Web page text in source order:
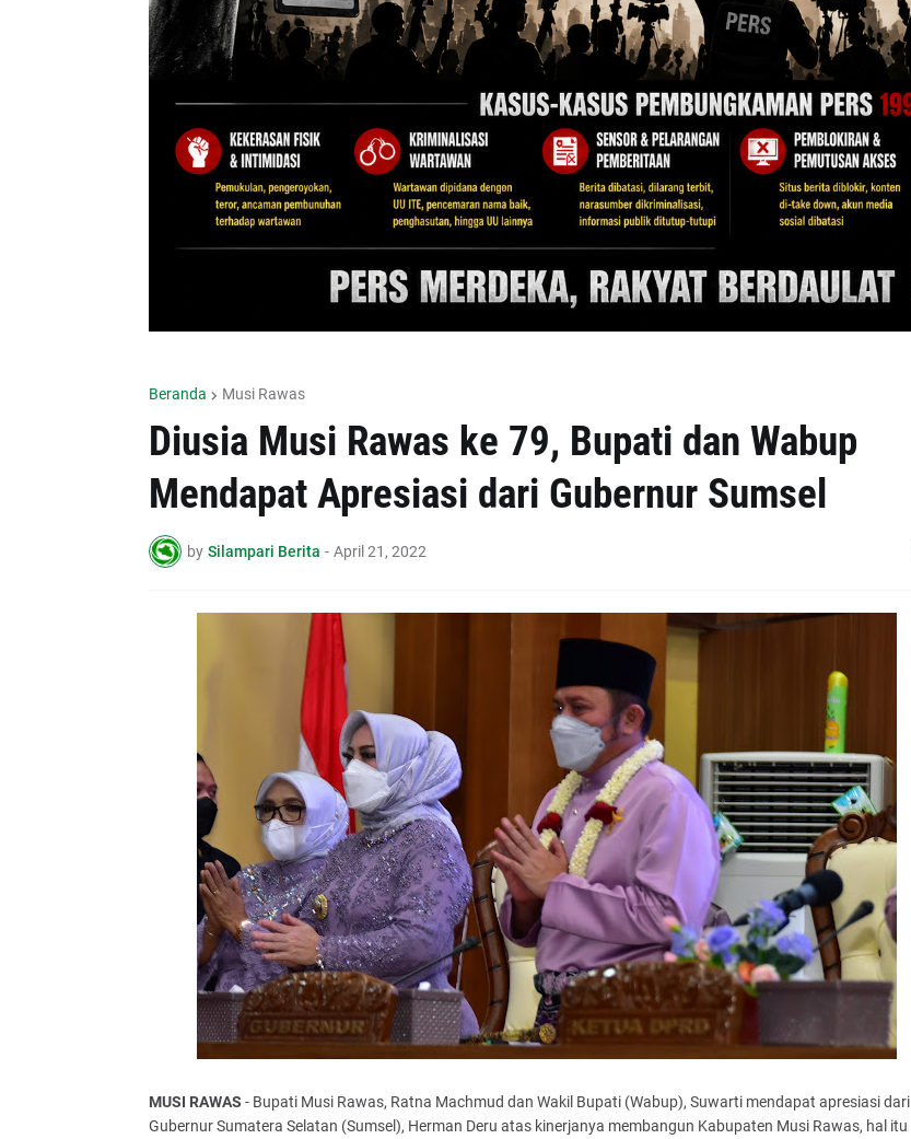
Beranda Musi Rawas
Diusia Musi Rawas ke 79, Bupati dan Wabup
Mendapat Apresiasi dari Gubernur Sumsel
by Silampari Berita - April 21, 2022
MUSI RAWAS - Bupati Musi Rawas, Ratna Machmud dan Wakil Bupati (Wabup), Suwarti mendapat apresiasi dari
Gubernur Sumatera Selatan (Sumsel), Herman Deru atas kinerjanya membangun Kabupaten Musi Rawas, hal itu